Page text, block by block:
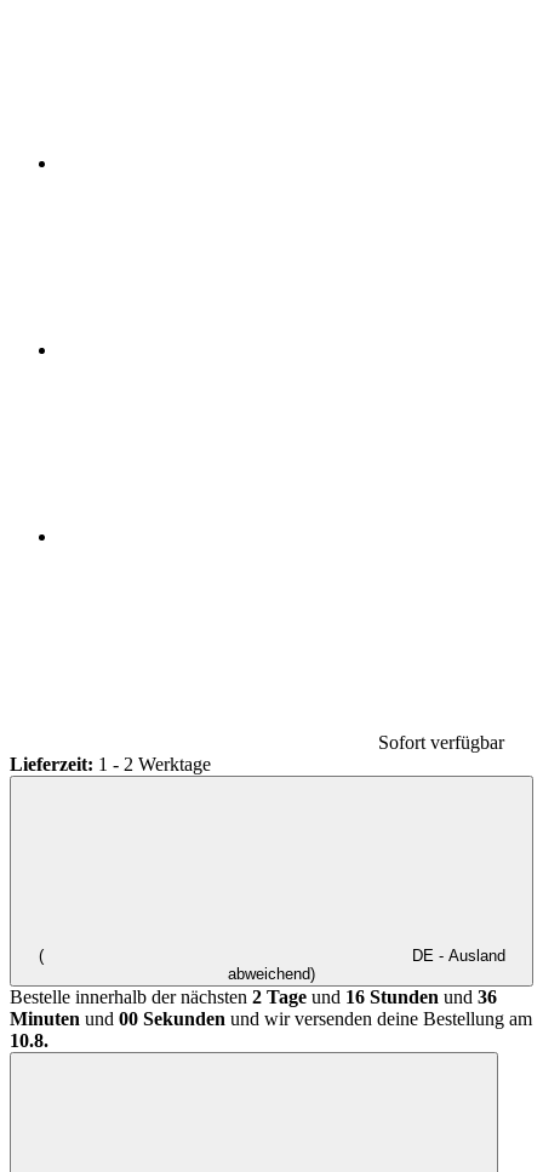
Sofort verfügbar
Lieferzeit: 1 - 2 Werktage
(
DE - Ausland
abweichend)
Bestelle innerhalb der nächsten 2 Tage und 16 Stunden und 36
Minuten und 00 Sekunden und wir versenden deine Bestellung am
10.8.